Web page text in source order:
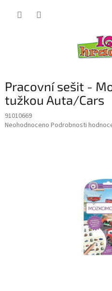
Pracovní sešit -
tužkou Auta/Cars
91010669
Průměrné
Neohodnoceno Podrobnosti